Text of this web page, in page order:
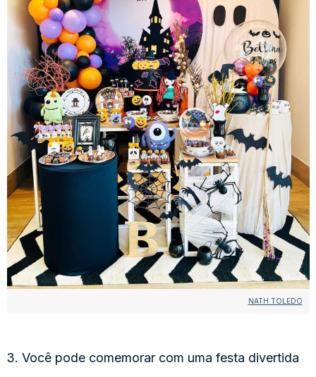
NATH TOLEDO
3. Você pode comemorar com uma festa divertida